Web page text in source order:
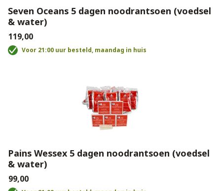
Seven Oceans 5 dagen noodrantsoen (voedsel
& water)
€119,00
Voor 21:00 uur besteld, maandag in huis
Pains Wessex 5 dagen noodrantsoen (voedsel
& water)
€99,00